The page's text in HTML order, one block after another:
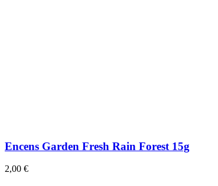
Encens Garden Fresh Rain Forest 15g
2,00 €